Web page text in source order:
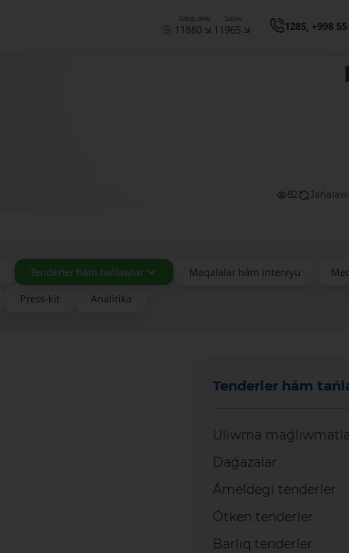
Satıp alıw
11880
Satıw
11965 1285, +998
82
Tenderler hám tańlawlar Maqalalar hám intervyu
Press-kit Analitika
Tenderler hám
Uliwma
Daǵazalar
Ámeldegi tenderler
Ótken tenderler
Barlıq tenderler